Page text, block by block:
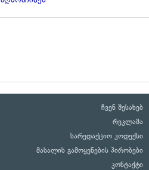
ჩვენ შესახებ
რეკლამა
სარედაქციო კოდექსი
მასალის გამოყენების პირობები
კონტაქტი